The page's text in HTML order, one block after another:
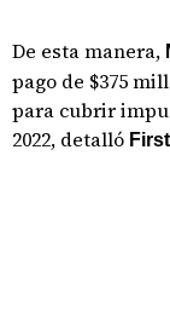
De esta manera,
pago de $375
para cubrir
2022, detalló